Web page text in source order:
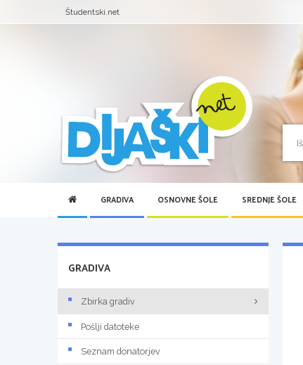
Študentski.net
GRADIVA OSNOVNE ŠOLE SREDNJE ŠOLE
GRADIVA
Zbirka gradiv
Pošlji datoteke
Seznam donatorjev